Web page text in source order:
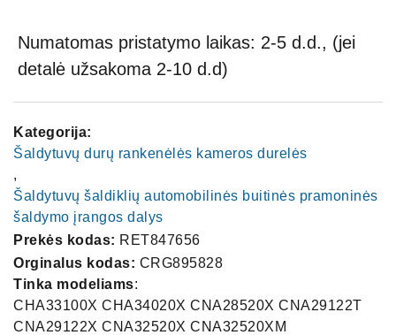
Numatomas pristatymo laikas: 2-5 d.d., (jei
detalė užsakoma 2-10 d.d)
Kategorija:
Šaldytuvų durų rankenėlės kameros durelės
,
Šaldytuvų šaldiklių automobilinės buitinės pramoninės
šaldymo įrangos dalys
Prekės kodas: RET847656
Orginalus kodas: CRG895828
Tinka modeliams:
CHA33100X CHA34020X CNA28520X CNA29122T
CNA29122X CNA32520X CNA32520XM